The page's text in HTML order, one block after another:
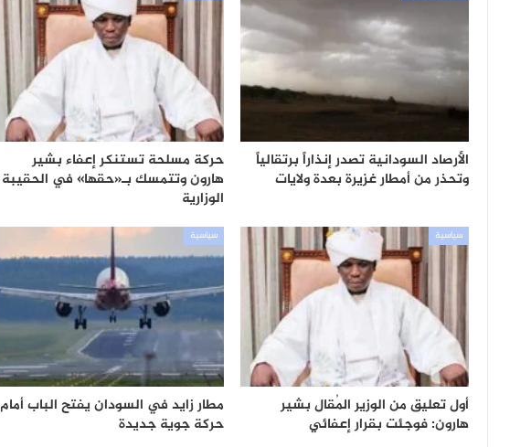
الأرصاد السودانية تصدر إنذاراً برتقالياً
وتحذر من أمطار غزيرة بعدة ولايات
حركة مسلحة تستنكر إعفاء بشير
هارون وتتمسك بـ«حقها» في الحقيبة
الوزارية
سياسية
أول تعليق من الوزير المُقال بشير
هارون: فوجئت بقرار إعفائي
سياسية
مطار زايد في السودان يفتح الباب أمام
حركة جوية جديدة